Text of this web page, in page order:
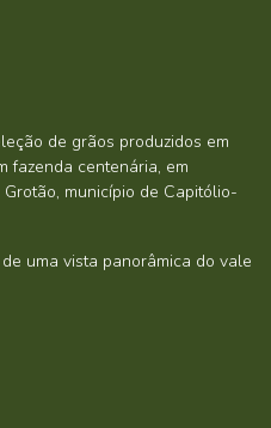
de grãos produzidos em
fazenda centenária, em
município de Capitólio-
uma vista panorâmica do vale